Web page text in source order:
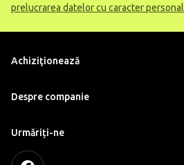
prelucrarea datelor cu caracter personal
Achiziţionează
Despre companie
Urmăriți-ne